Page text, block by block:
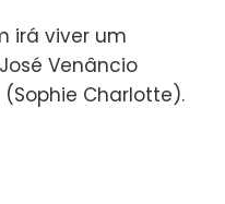
irá viver um
Venâncio
(Sophie Charlotte).